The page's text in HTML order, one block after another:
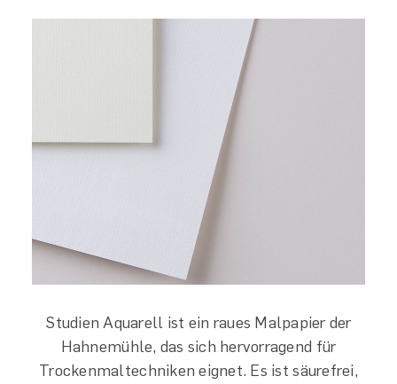
Studien Aquarell ist ein raues Malpapier der
Hahnemühle, das sich hervorragend für
Trockenmaltechniken eignet. Es ist säurefrei,